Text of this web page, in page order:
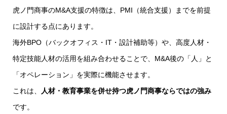
虎ノ門商事のM&A支援の特徴は、PMI（統合支援）までを前提
に設計する点にあります。
海外BPO（バックオフィス・IT・設計補助等）や、高度人材・
特定技能人材の活用を組み合わせることで、M&A後の「人」と
「オペレーション」を実際に機能させます。
これは、
人材・教育事業を併せ持つ虎ノ門商事ならではの強み
です。